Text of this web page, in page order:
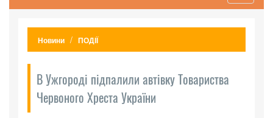
Новини ПОДІЇ
В Ужгороді підпалили автівку Товариства
Червоного Хреста України